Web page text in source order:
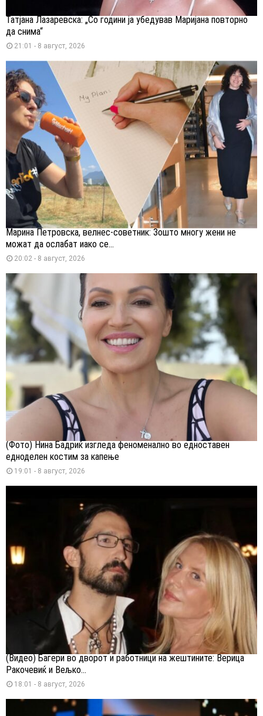
Татјана Лазаревска: „Со години ја убедував Маријана повторно
да снима“
21:01 - 8 август, 2026
Марина Петровска, велнес-советник: Зошто многу жени не
можат да ослабат иако се...
20:02 - 8 август, 2026
(Фото) Нина Бадриќ изгледа феноменално во едноставен
едноделен костим за капење
19:01 - 8 август, 2026
(Видео) Багери во дворот и работници на жештините: Верица
Ракочевиќ и Вељко...
18:01 - 8 август, 2026